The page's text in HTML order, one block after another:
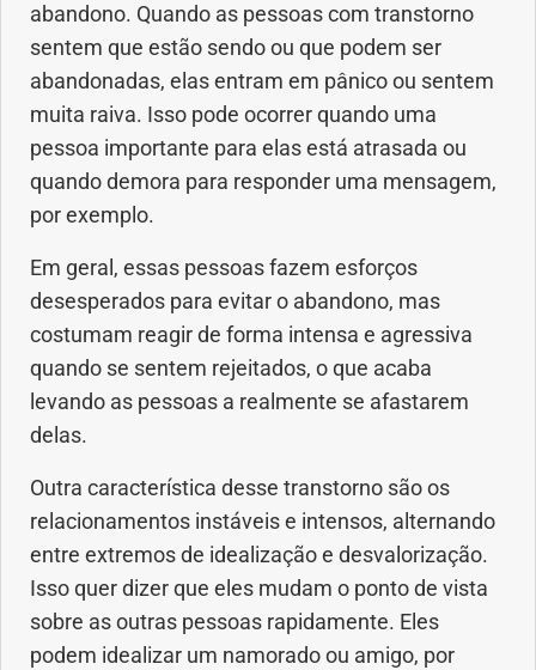
Vacinas
Vitaminas
abandono. Quando as pessoas com transtorno
sentem que estão sendo ou que podem ser
abandonadas, elas entram em pânico ou sentem
muita raiva. Isso pode ocorrer quando uma
pessoa importante para elas está atrasada ou
quando demora para responder uma mensagem,
por exemplo.
Em geral, essas pessoas fazem esforços
desesperados para evitar o abandono, mas
costumam reagir de forma intensa e agressiva
quando se sentem rejeitados, o que acaba
levando as pessoas a realmente se afastarem
delas.
Outra característica desse transtorno são os
relacionamentos instáveis e intensos, alternando
entre extremos de idealização e desvalorização.
Isso quer dizer que eles mudam o ponto de vista
sobre as outras pessoas rapidamente. Eles
podem idealizar um namorado ou amigo, por